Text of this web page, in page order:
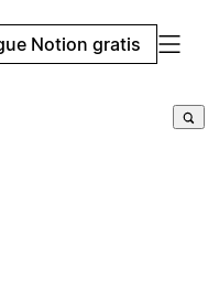
Notion gratis